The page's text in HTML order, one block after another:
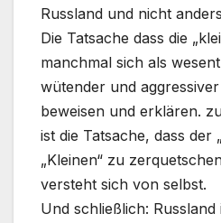
Russland und nicht
Die Tatsache dass die
manchmal sich als
wütender und aggressiver
beweisen und erklären.
ist die Tatsache, dass der
„Kleinen“ zu
versteht sich von selbst.
Und schließlich: